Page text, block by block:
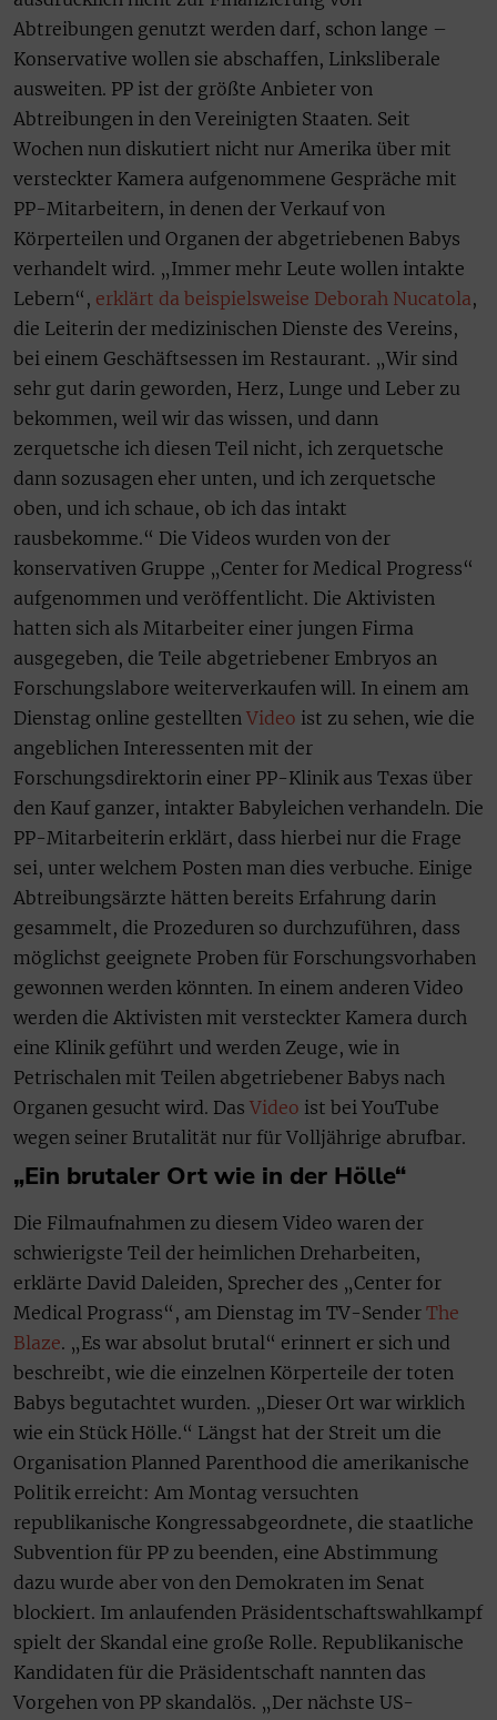
Abtreibungen genutzt werden darf, schon lange –
Konservative wollen sie abschaffen, Linksliberale
ausweiten. PP ist der größte Anbieter von
Abtreibungen in den Vereinigten Staaten. Seit
Wochen nun diskutiert nicht nur Amerika über mit
versteckter Kamera aufgenommene Gespräche mit
PP-Mitarbeitern, in denen der Verkauf von
Körperteilen und Organen der abgetriebenen Babys
verhandelt wird. „Immer mehr Leute wollen intakte
Lebern“, erklärt da beispielsweise Deborah Nucatola,
die Leiterin der medizinischen Dienste des Vereins,
bei einem Geschäftsessen im Restaurant. „Wir sind
sehr gut darin geworden, Herz, Lunge und Leber zu
bekommen, weil wir das wissen, und dann
zerquetsche ich diesen Teil nicht, ich zerquetsche
dann sozusagen eher unten, und ich zerquetsche
oben, und ich schaue, ob ich das intakt
rausbekomme.“ Die Videos wurden von der
konservativen Gruppe „Center for Medical Progress“
aufgenommen und veröffentlicht. Die Aktivisten
hatten sich als Mitarbeiter einer jungen Firma
ausgegeben, die Teile abgetriebener Embryos an
Forschungslabore weiterverkaufen will. In einem am
Dienstag online gestellten Video ist zu sehen, wie die
angeblichen Interessenten mit der
Forschungsdirektorin einer PP-Klinik aus Texas über
den Kauf ganzer, intakter Babyleichen verhandeln. Die
PP-Mitarbeiterin erklärt, dass hierbei nur die Frage
sei, unter welchem Posten man dies verbuche. Einige
Abtreibungsärzte hätten bereits Erfahrung darin
gesammelt, die Prozeduren so durchzuführen, dass
möglichst geeignete Proben für Forschungsvorhaben
gewonnen werden könnten. In einem anderen Video
werden die Aktivisten mit versteckter Kamera durch
eine Klinik geführt und werden Zeuge, wie in
Petrischalen mit Teilen abgetriebener Babys nach
Organen gesucht wird. Das Video ist bei YouTube
wegen seiner Brutalität nur für Volljährige abrufbar.
„Ein brutaler Ort wie in der Hölle“
Die Filmaufnahmen zu diesem Video waren der
schwierigste Teil der heimlichen Dreharbeiten,
erklärte David Daleiden, Sprecher des „Center for
Medical Prograss“, am Dienstag im TV-Sender The
Blaze. „Es war absolut brutal“ erinnert er sich und
beschreibt, wie die einzelnen Körperteile der toten
Babys begutachtet wurden. „Dieser Ort war wirklich
wie ein Stück Hölle.“ Längst hat der Streit um die
Organisation Planned Parenthood die amerikanische
Politik erreicht: Am Montag versuchten
republikanische Kongressabgeordnete, die staatliche
Subvention für PP zu beenden, eine Abstimmung
dazu wurde aber von den Demokraten im Senat
blockiert. Im anlaufenden Präsidentschaftswahlkampf
spielt der Skandal eine große Rolle. Republikanische
Kandidaten für die Präsidentschaft nannten das
Vorgehen von PP skandalös. „Der nächste US-